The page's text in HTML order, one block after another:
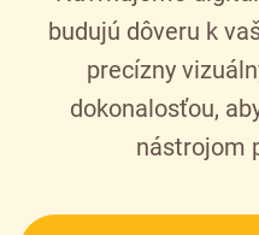
budujú dôveru k
precízny
dokonalosťou,
nástrojom